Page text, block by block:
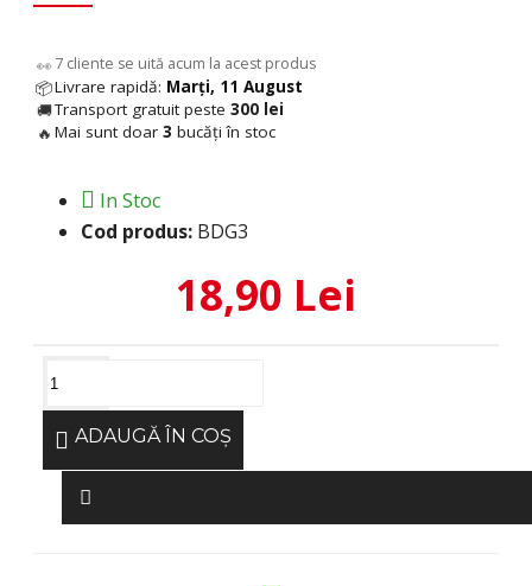
👀 9 cliente se uită acum la acest produs
📦Livrare rapidă: Marți, 11 August
🚚Transport gratuit peste 300 lei
🔥 Mai sunt doar 3 bucăți în stoc
In Stoc
Cod produs: BDG3
18,90 Lei
ADAUGĂ ÎN COŞ